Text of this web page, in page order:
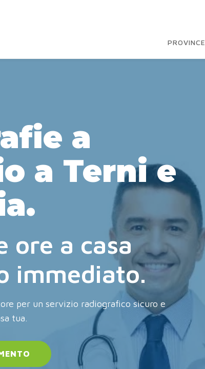
PROVINCE
a
a Terni e
ore a casa
immediato.
per un servizio radiografico sicuro e
tua.